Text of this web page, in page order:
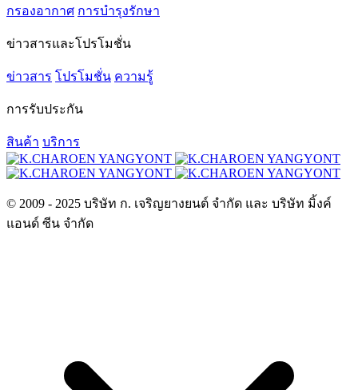
กรองอากาศ การบำรุงรักษา
ข่าวสารและโปรโมชั่น
ข่าวสาร โปรโมชั่น ความรู้
การรับประกัน
สินค้า บริการ
© 2009 - 2025 บริษัท ก. เจริญยางยนต์ จำกัด และ บริษัท มิ้งค์
แอนด์ ซีน จำกัด